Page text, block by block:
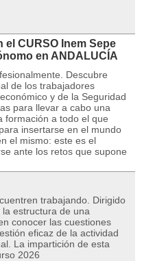
CURSO Inem Sepe
en ANDALUCÍA
Descubre
de los trabajadores
y de la Seguridad
para llevar a cabo una
formación a todo el que
insertarse en el mundo
el mismo: este es el
ante los retos que supone
trabajando. Dirigido
estructura de una
conocer las cuestiones
eficaz de la actividad
La impartición de esta
2026